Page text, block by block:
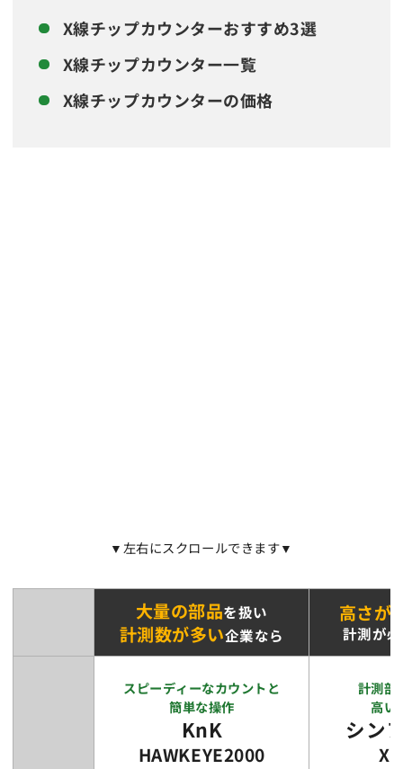
X線チップカウンターおすすめ3選
X線チップカウンター一覧
X線チップカウンターの価格
▼左右にスクロールできます▼
大量の部品を扱い
計測数が多い企業なら
高さが
計測が
スピーディーなカウントと
簡単な操作
KnK
HAWKEYE2000
計測部
高い
シン